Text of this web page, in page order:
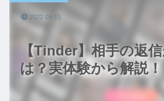
【Tinder】相手の返
は？実体験から解説！
2022.09.15